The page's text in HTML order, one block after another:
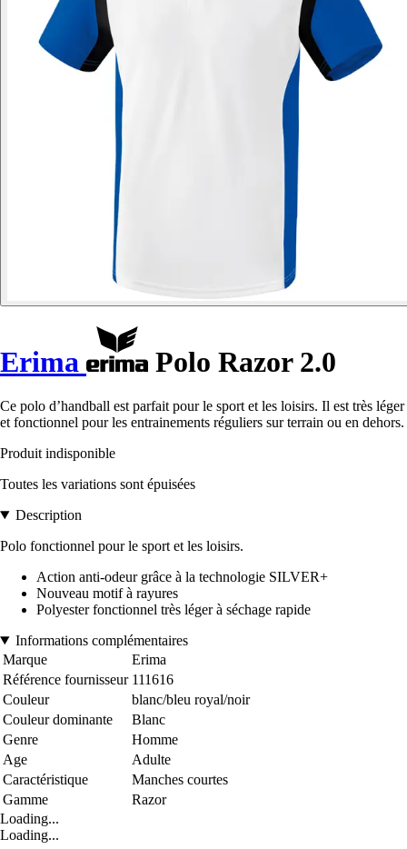
Erima Polo Razor 2.0
Ce polo d’handball est parfait pour le sport et les loisirs. Il est très léger
et fonctionnel pour les entrainements réguliers sur terrain ou en dehors.
Produit indisponible
Toutes les variations sont épuisées
Description
Polo fonctionnel pour le sport et les loisirs.
Action anti-odeur grâce à la technologie SILVER+
Nouveau motif à rayures
Polyester fonctionnel très léger à séchage rapide
Informations complémentaires
Marque
Erima
Référence fournisseur 111616
Couleur
blanc/bleu royal/noir
Couleur dominante
Blanc
Genre
Homme
Age
Adulte
Caractéristique
Manches courtes
Gamme
Razor
Loading...
Loading...